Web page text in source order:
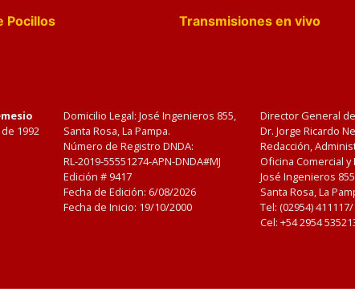
Pocillos Transmisiones en vivo
1992
Domicilio Legal: José Ingenieros 855,
Santa Rosa, La Pampa.
Número de Registro DNDA:
RL-2019-55551274-APN-DNDA#MJ
Edición # 9417
Fecha de Edición: 6/08/2026
Fecha de Inicio: 19/10/2000
Director General
Dr. Jorge Ricardo
Redacción,
Oficina Comercial
José Ingenieros
Santa Rosa, La
Tel: (02954)
Cel: +54 2954